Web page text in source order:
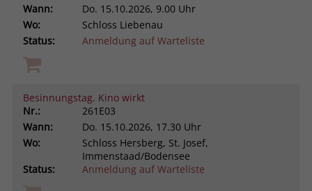
Wann:
Do. 15.10.2026, 9.00 Uhr
Wo:
Schloss Liebenau
Status:
Anmeldung auf Warteliste
Besinnungstag. Kino wirkt
Nr.:
261E03
Wann:
Do. 15.10.2026, 17.30 Uhr
Wo:
Schloss Hersberg, St. Josef,
Immenstaad/Bodensee
Status:
Anmeldung auf Warteliste